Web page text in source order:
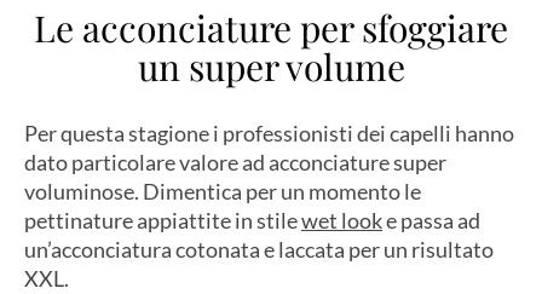
Le acconciature per sfoggiare
un super volume
Per questa stagione i professionisti dei capelli hanno
dato particolare valore ad acconciature super
voluminose. Dimentica per un momento le
pettinature appiattite in stilewet looke passa ad
un’acconciatura cotonata e laccata per un risultato
XXL.